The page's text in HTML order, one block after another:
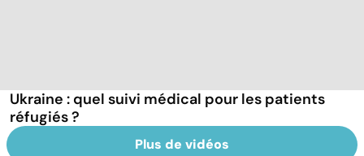
Ukraine : quel suivi médical pour les patients
réfugiés ?
Plus de vidéos